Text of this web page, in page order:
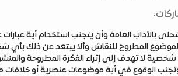
بالآداب العامة وأن يتجنب استخدام أية عبارات
المطروح للنقاش وألا يبتعد عن ذلك بأي
لا تهدف إلى إثراء الفكرة المطروحة
وتجنب الوقوع في أية موضوعات عنصرية أو خلافات